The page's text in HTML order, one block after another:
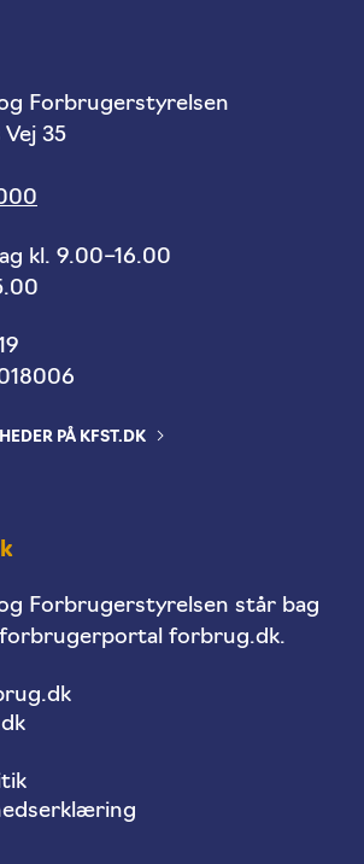
Forbrugerstyrelsen
Vej 35
kl. 9.00–16.00
PÅ KFST.DK
Forbrugerstyrelsen står bag
forbrug.dk.